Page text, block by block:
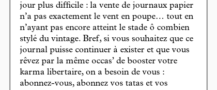
jour plus difficile : la vente de journaux papier
n’a pas exactement le vent en poupe… tout en
n’ayant pas encore atteint le stade ô combien
stylé du vintage. Bref, si vous souhaitez que ce
journal puisse continuer à exister et que vous
rêvez par la même occas’ de booster votre
karma libertaire, on a besoin de vous :
abonnez-vous, abonnez vos tatas et vos